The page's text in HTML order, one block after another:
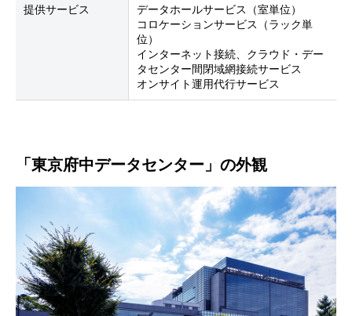
提供サービス
データホールサービス（室単位）
コロケーションサービス（ラック単
位）
インターネット接続、クラウド・デー
タセンター間閉域網接続サービス
オンサイト運用代行サービス
「東京府中データセンター」の外観